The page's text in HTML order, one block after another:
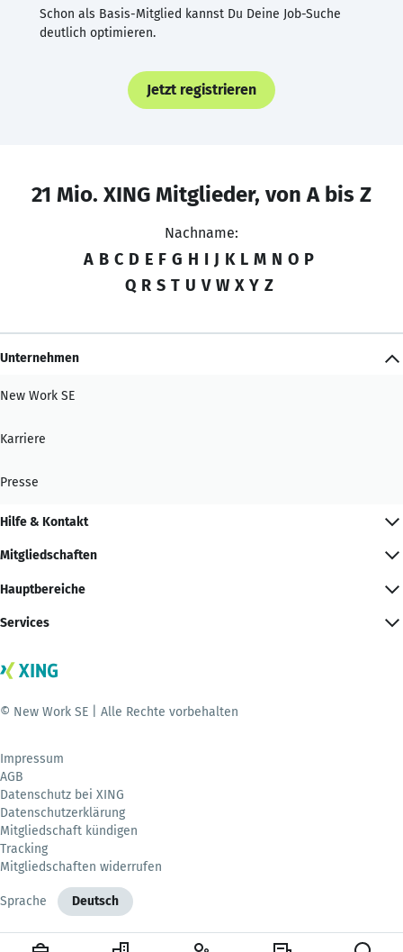
Schon als Basis-Mitglied kannst Du Deine Job-Suche
deutlich optimieren.
Jetzt registrieren
21 Mio. XING Mitglieder, von A bis Z
Nachname:
A B C D E F G H I J K L M N O P
Q R S T U V W X Y Z
Unternehmen
New Work SE
Karriere
Presse
Hilfe & Kontakt
Mitgliedschaften
Hauptbereiche
Services
© New Work SE | Alle Rechte vorbehalten
Impressum
AGB
Datenschutz bei XING
Datenschutzerklärung
Mitgliedschaft kündigen
Tracking
Mitgliedschaften widerrufen
Sprache Deutsch